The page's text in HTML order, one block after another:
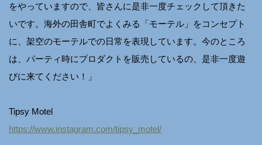
をやっていますので、皆さんに是非一度チェックして頂きた
いです。海外の田舎町でよくみる「モーテル」をコンセプト
に、架空のモーテルでの日常を表現しています。今のところ
は、パーティ時にプロダクトを販売しているの、是非一度遊
びに来てください！」
Tipsy Motel
https://www.instagram.com/tipsy_motel/